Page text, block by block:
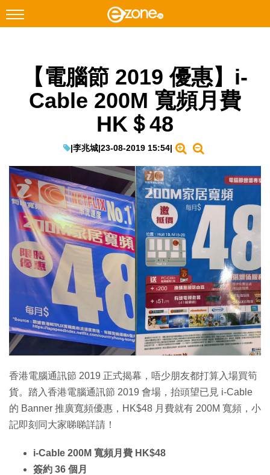
Facebook Instagram
科技焦點
教學評測
EduTech
IT Times
生成式AI與雲端應用
Enterprise Digital Transformation
【電腦節 2019 優惠】i-
Cable 200M 寬頻月費
HK＄48
|李兆城|23-08-2019 15:54|
香港電腦通訊節 2019 正式揭幕，唔少朋友都打算入場買筍
貨。踏入香港電腦通訊節 2019 會場，抬頭望已見 i-Cable
的 Banner 推廣寬頻優惠，HK$48 月費就有 200M 寬頻，小
記即刻同大家睇睇詳請！
i-Cable 200M 寬頻月費 HK$48
簽約 36 個月